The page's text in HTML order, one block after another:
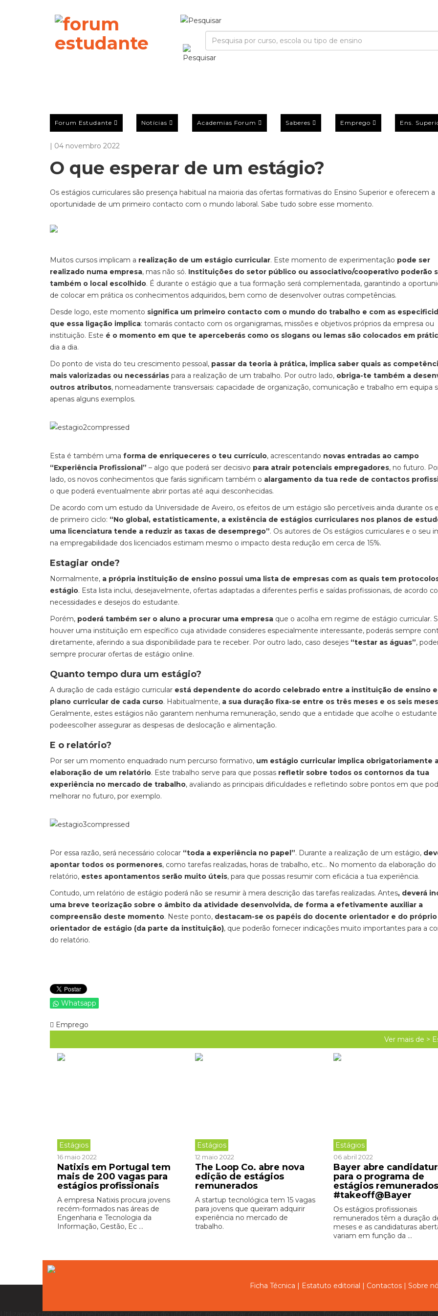
Forum Estudante Notícias Academias Forum Saberes Emprego Ens.
| 04 novembro 2022
O que esperar de um estágio?
Os estágios curriculares são presença habitual na maioria das ofertas formativas do Ensino Superior e oferecem a
oportunidade de um primeiro contacto com o mundo laboral. Sabe tudo sobre esse momento.
Muitos cursos implicam a realização de um estágio curricular. Este momento de experimentação pode ser
realizado numa empresa, mas não só. Instituições do setor público ou associativo/cooperativo poderão
também o local escolhido. É durante o estágio que a tua formação será complementada, garantindo a
de colocar em prática os conhecimentos adquiridos, bem como de desenvolver outras competências.
Desde logo, este momento significa um primeiro contacto com o mundo do trabalho e com as
que essa ligação implica: tomarás contacto com os organigramas, missões e objetivos próprios da empresa ou
instituição. Este é o momento em que te aperceberás como os slogans ou lemas são colocados em
dia a dia.
Do ponto de vista do teu crescimento pessoal, passar da teoria à prática, implica saber quais as
mais valorizadas ou necessárias para a realização de um trabalho. Por outro lado, obriga-te também a
outros atributos, nomeadamente transversais: capacidade de organização, comunicação e trabalho em equipa
apenas alguns exemplos.
Esta é também uma forma de enriqueceres o teu currículo, acrescentando novas entradas ao campo
“Experiência Profissional” – algo que poderá ser decisivo para atrair potenciais empregadores, no futuro.
lado, os novos conhecimentos que farás significam também o alargamento da tua rede de contactos
o que poderá eventualmente abrir portas até aqui desconhecidas.
De acordo com um estudo da Universidade de Aveiro, os efeitos de um estágio são percetíveis ainda durante os
de primeiro ciclo: “No global, estatisticamente, a existência de estágios curriculares nos planos de
uma licenciatura tende a reduzir as taxas de desemprego”. Os autores de Os estágios curriculares e o seu
na empregabilidade dos licenciados estimam mesmo o impacto desta redução em cerca de 15%.
Estagiar onde?
Normalmente, a própria instituição de ensino possui uma lista de empresas com as quais tem
estágio. Esta lista inclui, desejavelmente, ofertas adaptadas a diferentes perfis e saídas profissionais, de acordo
necessidades e desejos do estudante.
Porém, poderá também ser o aluno a procurar uma empresa que o acolha em regime de estágio curricular.
houver uma instituição em específico cuja atividade consideres especialmente interessante, poderás sempre
diretamente, aferindo a sua disponibilidade para te receber. Por outro lado, caso desejes “testar as águas”,
sempre procurar ofertas de estágio online.
Quanto tempo dura um estágio?
A duração de cada estágio curricular está dependente do acordo celebrado entre a instituição de ensino
plano curricular de cada curso. Habitualmente, a sua duração fixa-se entre os três meses e os seis meses
Geralmente, estes estágios não garantem nenhuma remuneração, sendo que a entidade que acolhe o estudante
podeescolher assegurar as despesas de deslocação e alimentação.
E o relatório?
Por ser um momento enquadrado num percurso formativo, um estágio curricular implica obrigatoriamente
elaboração de um relatório. Este trabalho serve para que possas refletir sobre todos os contornos da tua
experiência no mercado de trabalho, avaliando as principais dificuldades e refletindo sobre pontos em que
melhorar no futuro, por exemplo.
Por essa razão, será necessário colocar “toda a experiência no papel”. Durante a realização de um estágio,
apontar todos os pormenores, como tarefas realizadas, horas de trabalho, etc... No momento da elaboração do
relatório, estes apontamentos serão muito úteis, para que possas resumir com eficácia a tua experiência.
Contudo, um relatório de estágio poderá não se resumir à mera descrição das tarefas realizadas. Antes, deverá
uma breve teorização sobre o âmbito da atividade desenvolvida, de forma a efetivamente auxiliar a
compreensão deste momento. Neste ponto, destacam-se os papéis do docente orientador e do próprio
orientador de estágio (da parte da instituição), que poderão fornecer indicações muito importantes para a
do relatório.
Whatsapp
Emprego
Ver mais de >
Estágios
16 maio 2022
Natixis em Portugal tem
mais de 200 vagas para
estágios profissionais
A empresa Natixis procura jovens
recém-formados nas áreas de
Engenharia e Tecnologia da
Informação, Gestão, Ec ...
Estágios
12 maio 2022
The Loop Co. abre nova
edição de estágios
remunerados
A startup tecnológica tem 15 vagas
para jovens que queiram adquirir
experiência no mercado de
trabalho.
Estágios
06 abril 2022
Bayer abre
para o programa de
estágios remunerados
#takeoff@Bayer
Os estágios profissionais
remunerados têm a duração
meses e as candidaturas
variam em função da ...
Ficha Técnica | Estatuto editorial | Contactos | Sobre
Utilizamos cookies para melhorar a experiência do utilizador, personalizar conteúdo e anúncios, fornecer funcionalidades de